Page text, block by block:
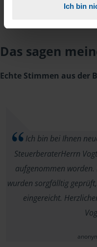
Ich bin
Das sagen
Echte Stimmen aus der
Ich bin bei Ihnen
SteuerberaterHerrn
aufgenommen
wurden sorgfälltig
eingereicht.